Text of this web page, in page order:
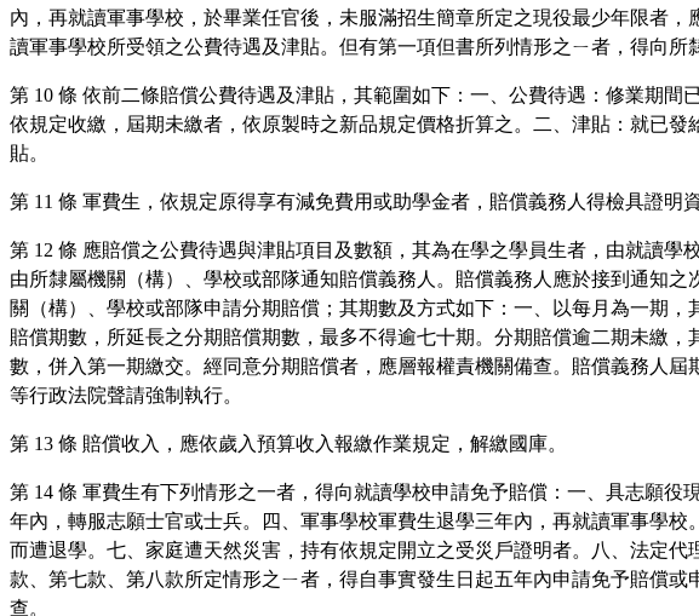
內，再就讀軍事學校，於畢業任官後，未服滿招生簡章所定之現役最少年限者
讀軍事學校所受領之公費待遇及津貼。但有第一項但書所列情形之ㄧ者，得向
第 10 條 依前二條賠償公費待遇及津貼，其範圍如下：一、公費待遇：修業期
依規定收繳，屆期未繳者，依原製時之新品規定價格折算之。二、津貼：就已
貼。
第 11 條 軍費生，依規定原得享有減免費用或助學金者，賠償義務人得檢具證明
第 12 條 應賠償之公費待遇與津貼項目及數額，其為在學之學員生者，由就讀
由所隸屬機關（構）、學校或部隊通知賠償義務人。賠償義務人應於接到通知
關（構）、學校或部隊申請分期賠償；其期數及方式如下：一、以每月為一期
賠償期數，所延長之分期賠償期數，最多不得逾七十期。分期賠償逾二期未繳
數，併入第一期繳交。經同意分期賠償者，應層報權責機關備查。賠償義務人
等行政法院聲請強制執行。
第 13 條 賠償收入，應依歲入預算收入報繳作業規定，解繳國庫。
第 14 條 軍費生有下列情形之一者，得向就讀學校申請免予賠償：一、具志願
年內，轉服志願士官或士兵。四、軍事學校軍費生退學三年內，再就讀軍事學
而遭退學。七、家庭遭天然災害，持有依規定開立之受災戶證明者。八、法定
款、第七款、第八款所定情形之ㄧ者，得自事實發生日起五年內申請免予賠償
查。